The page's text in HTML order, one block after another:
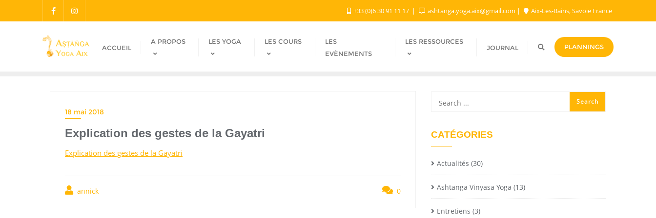
+33 (0)6 30 91 11 17 ashtanga.yoga.aix@gmail.com​ Aix-Les-Bains, Savoie France
ACCUEIL
A PROPOS LES YOGA LES COURS
LES
EVÈNEMENTS
LES RESSOURCES
JOURNAL PLANNINGS
18 mai 2018
Explication des gestes de la Gayatri
Explication des gestes de la Gayatri
annick 0
CATÉGORIES
Actualités (30)
Ashtanga Vinyasa Yoga (13)
Entretiens (3)